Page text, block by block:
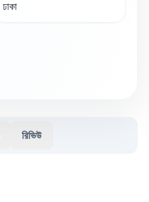
ঢাকা
রিভিউ